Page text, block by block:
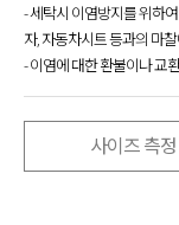
- 세탁시 이염방지를 위하
자, 자동차시트 등과의 마
- 이염에 대한 환불이나 교
사이즈 측